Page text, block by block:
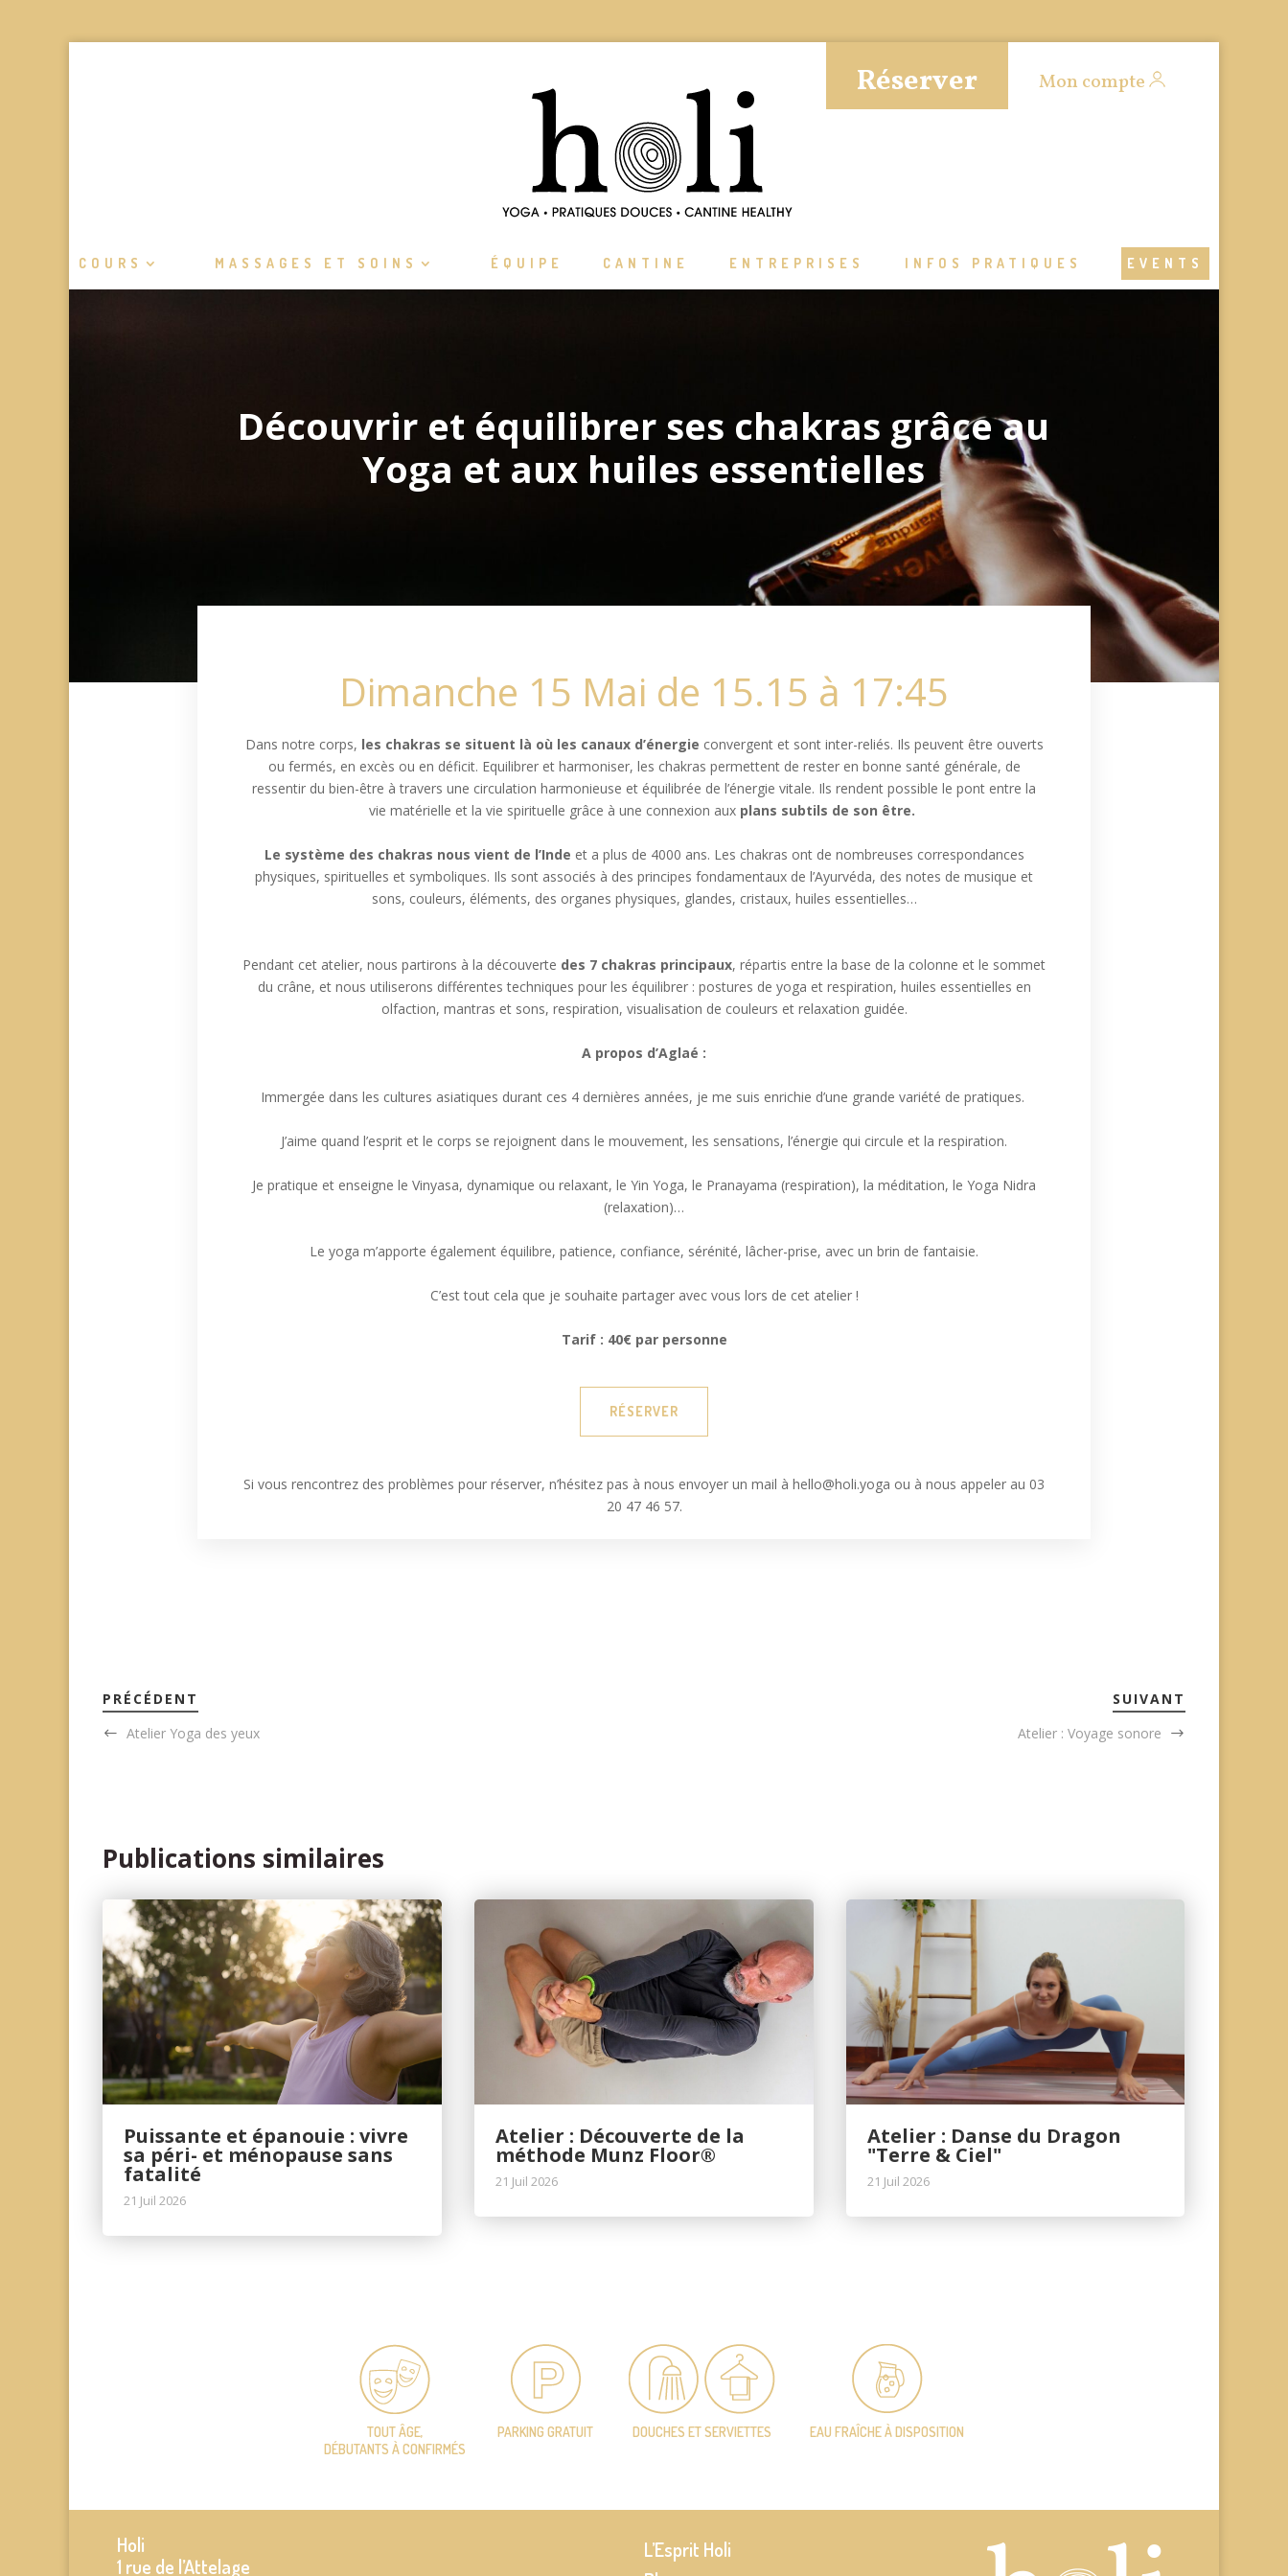
Réserver Mon compte
COURS MASSAGES ET SOINS ÉQUIPE CANTINE ENTREPRISES INFOS PRATIQUES EVENTS
Découvrir et équilibrer ses chakras grâce au
Yoga et aux huiles essentielles
Dimanche 15 Mai de 15.15 à 17:45
Dans notre corps, les chakras se situent là où les canaux d’énergie convergent et sont inter-reliés. Ils peuvent être ouverts
ou fermés, en excès ou en déficit. Equilibrer et harmoniser, les chakras permettent de rester en bonne santé générale, de
ressentir du bien-être à travers une circulation harmonieuse et équilibrée de l’énergie vitale. Ils rendent possible le pont entre la
vie matérielle et la vie spirituelle grâce à une connexion aux plans subtils de son être.
Le système des chakras nous vient de l’Inde et a plus de 4000 ans. Les chakras ont de nombreuses correspondances
physiques, spirituelles et symboliques. Ils sont associés à des principes fondamentaux de l’Ayurvéda, des notes de musique et
sons, couleurs, éléments, des organes physiques, glandes, cristaux, huiles essentielles…
Pendant cet atelier, nous partirons à la découverte des 7 chakras principaux, répartis entre la base de la colonne et le sommet
du crâne, et nous utiliserons différentes techniques pour les équilibrer : postures de yoga et respiration, huiles essentielles en
olfaction, mantras et sons, respiration, visualisation de couleurs et relaxation guidée.
A propos d’Aglaé :
Immergée dans les cultures asiatiques durant ces 4 dernières années, je me suis enrichie d’une grande variété de pratiques.
J’aime quand l’esprit et le corps se rejoignent dans le mouvement, les sensations, l’énergie qui circule et la respiration.
Je pratique et enseigne le Vinyasa, dynamique ou relaxant, le Yin Yoga, le Pranayama (respiration), la méditation, le Yoga Nidra
(relaxation)…
Le yoga m’apporte également équilibre, patience, confiance, sérénité, lâcher-prise, avec un brin de fantaisie.
C’est tout cela que je souhaite partager avec vous lors de cet atelier !
Tarif : 40€ par personne
RÉSERVER
Si vous rencontrez des problèmes pour réserver, n’hésitez pas à nous envoyer un mail à hello@holi.yoga ou à nous appeler au 03
20 47 46 57.
PRÉCÉDENT
Atelier Yoga des yeux
SUIVANT
Atelier : Voyage sonore
Publications similaires
Puissante et épanouie : vivre
sa péri- et ménopause sans
fatalité
21 Juil 2026
Atelier : Découverte de la
méthode Munz Floor®
21 Juil 2026
Atelier : Danse du Dragon
"Terre & Ciel"
21 Juil 2026
TOUT ÂGE,
DÉBUTANTS À CONFIRMÉS
PARKING GRATUIT DOUCHES ET SERVIETTES EAU FRAÎCHEÀ DISPOSITION
Holi
1 rue de l’Attelage
L’Esprit Holi